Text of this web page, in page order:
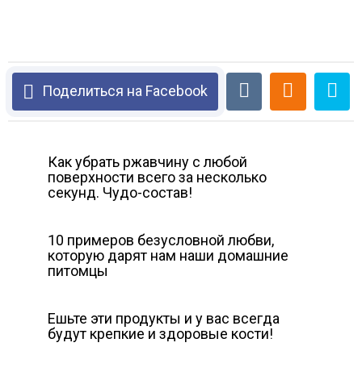
Поделиться на Facebook
Как убрать ржавчину с любой
поверхности всего за несколько
секунд. Чудо-состав!
10 примеров безусловной любви,
которую дарят нам наши домашние
питомцы
Ешьте эти продукты и у вас всегда
будут крепкие и здоровые кости!